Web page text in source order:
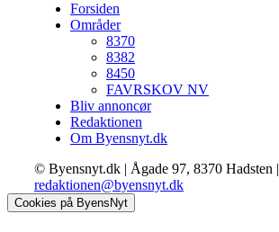
Forsiden
Områder
8370
8382
8450
FAVRSKOV NV
Bliv annoncør
Redaktionen
Om Byensnyt.dk
© Byensnyt.dk | Ågade 97, 8370 Hadsten |
redaktionen@byensnyt.dk
Cookies på ByensNyt